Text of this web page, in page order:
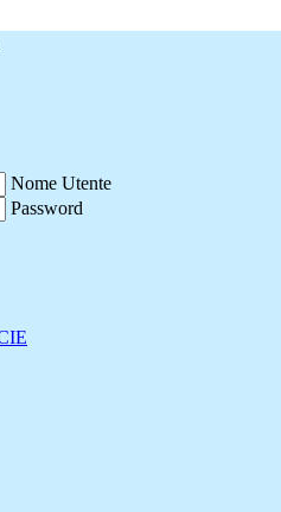
Nome Utente
Password